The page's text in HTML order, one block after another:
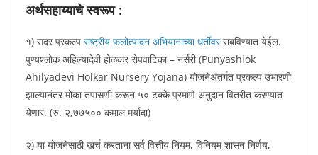
अर्थसहाय्याचे स्वरूप :
१) सदर प्रकल्प राष्ट्रीय फलोत्पादन अभियानाच्या धर्तीवरराबविण्यात येईल.
पुण्यश्लोक अहिल्यादेवी होळकर रोपवाटिका – नर्सरी (Punyashlok
Ahilyadevi Holkar Nursery Yojana) योजनेअंतर्गत प्रकल्प उभारणी
झाल्यानंतर मोका तपासणी करून ५० टक्के प्रमाणे अनुदान वितरीत करण्यात
येणार. (रु. २,७७५०० कमाल मर्यादा)
२) या योजनेसाठी खर्च करताना सर्व वित्तीय नियम, विनियम शासन निर्णय,